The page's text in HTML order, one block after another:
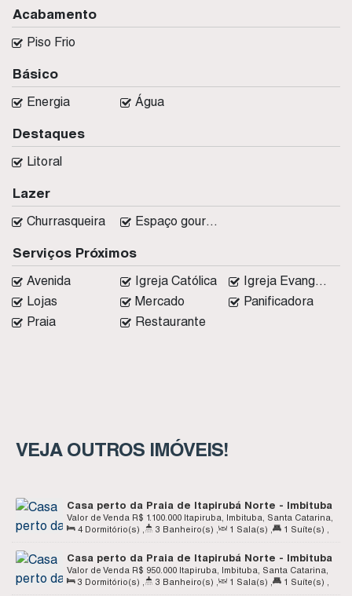
Serviços Próximos
Avenida Igreja Católica
Igreja Evangélica
Lojas
Mercado
Panificadora
Praia
Restaurante
Lazer
Churrasqueira Espaço gourmet
Básico
Energia Água
Destaques
Litoral
Acabamento
Piso Frio
VEJA OUTROS IMÓVEIS!
Casa perto da Praia de Itapirubá Norte - Imbituba
SC
R$ 1.100.000
Valor de Venda
Itapiruba, Imbituba, Santa Catarina,
Brasil
4 Dormitório(s) 3 Banheiro(s) 1 Sala(s) 1 Suíte(s)
Casa perto da Praia de Itapirubá Norte - Imbituba
SC
R$ 950.000
Valor de Venda
Itapiruba, Imbituba, Santa Catarina,
Brasil
3 Dormitório(s) 3 Banheiro(s) 1 Sala(s) 1 Suíte(s)